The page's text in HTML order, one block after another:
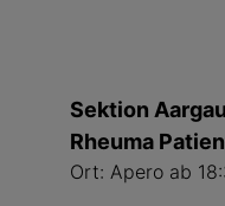
Sektion
Rheuma
Ort: Apero ab